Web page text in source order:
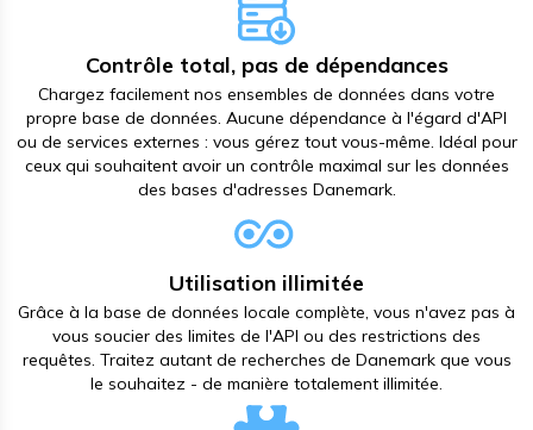
Contrôle total, pas de dépendances
Chargez facilement nos ensembles de données dans votre
propre base de données. Aucune dépendance à l'égard d'API
ou de services externes : vous gérez tout vous-même. Idéal pour
ceux qui souhaitent avoir un contrôle maximal sur les données
des bases d'adresses Danemark.
Utilisation illimitée
Grâce à la base de données locale complète, vous n'avez pas à
vous soucier des limites de l'API ou des restrictions des
requêtes. Traitez autant de recherches de Danemark que vous
le souhaitez - de manière totalement illimitée.